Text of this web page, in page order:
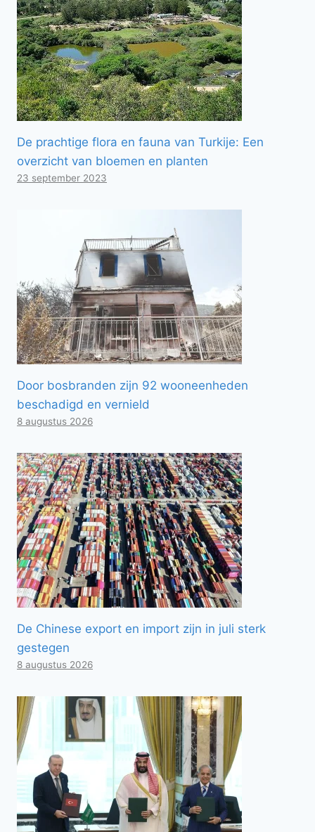
De prachtige flora en fauna van Turkije: Een
overzicht van bloemen en planten
23 september 2023
Door bosbranden zijn 92 wooneenheden
beschadigd en vernield
8 augustus 2026
De Chinese export en import zijn in juli sterk
gestegen
8 augustus 2026